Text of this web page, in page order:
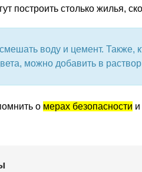
построить столько жилья,
воду и цемент. Также,
можно добавить в
о мерах безопасности